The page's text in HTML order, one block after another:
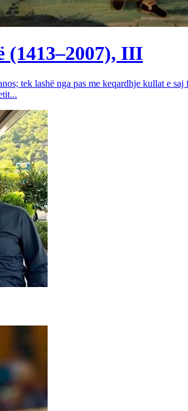
(1413–2007), III
tek lashë nga pas me keqardhje kullat e